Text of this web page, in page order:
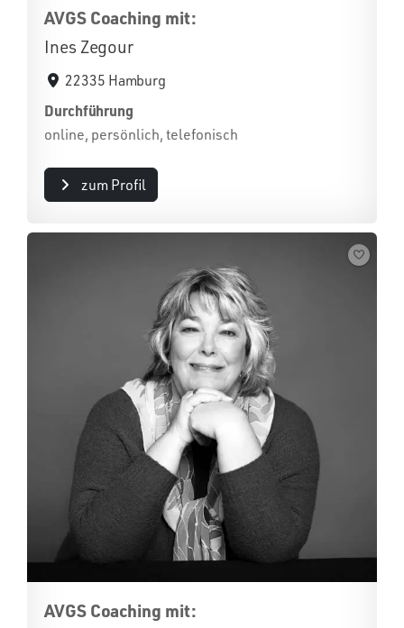
AVGS Coaching mit:
Ines Zegour
22335 Hamburg
Durchführung
online, persönlich, telefonisch
zum Profil
AVGS Coaching mit: